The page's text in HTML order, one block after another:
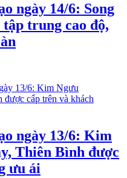
ngày 14/6: Song
trung cao độ,
ngày 13/6: Kim
Thiên Bình được
ưu ái